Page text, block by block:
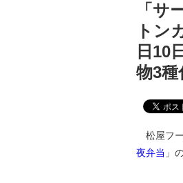
「サ
トン
日10
物3
松屋フ
夜弁当 」